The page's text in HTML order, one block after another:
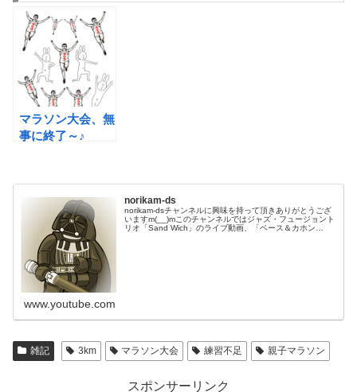
マラソン大会、無
事に終了～♪
norikam-ds
norikam-dsチャンネルに興味を持って頂きありがとうござ
いますm(__)mこのチャンネルではジャズ・フュージョント
リオ「Sand Wich」のライブ動画、「ベース＆カホン
www.youtube.com
雑記 3km マラソン大会 練習不足 親子マラソン
スポンサーリンク